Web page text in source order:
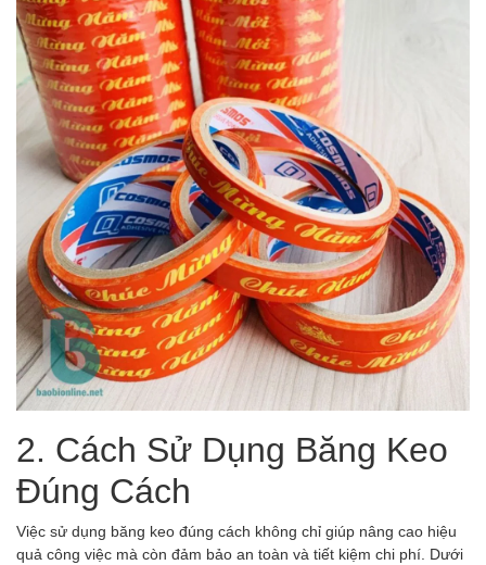
2. Cách Sử Dụng Băng Keo
Đúng Cách
Việc sử dụng băng keo đúng cách không chỉ giúp nâng cao hiệu
quả công việc mà còn đảm bảo an toàn và tiết kiệm chi phí. Dưới